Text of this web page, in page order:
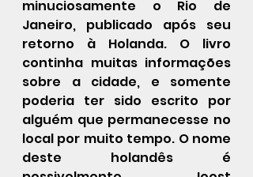
minuciosamente o Rio de
Janeiro, publicado após seu
retorno à Holanda. O livro
continha muitas informações
sobre a cidade, e somente
poderia ter sido escrito por
alguém que permanecesse no
local por muito tempo. O nome
deste holandês é